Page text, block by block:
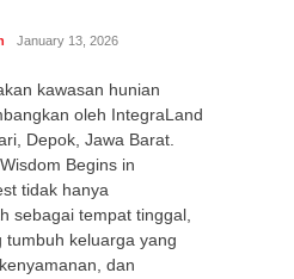
January 13, 2026
kawasan hunian
oleh IntegraLand
Depok, Jawa Barat.
Begins in
tidak hanya
sebagai tempat tinggal,
keluarga yang
dan